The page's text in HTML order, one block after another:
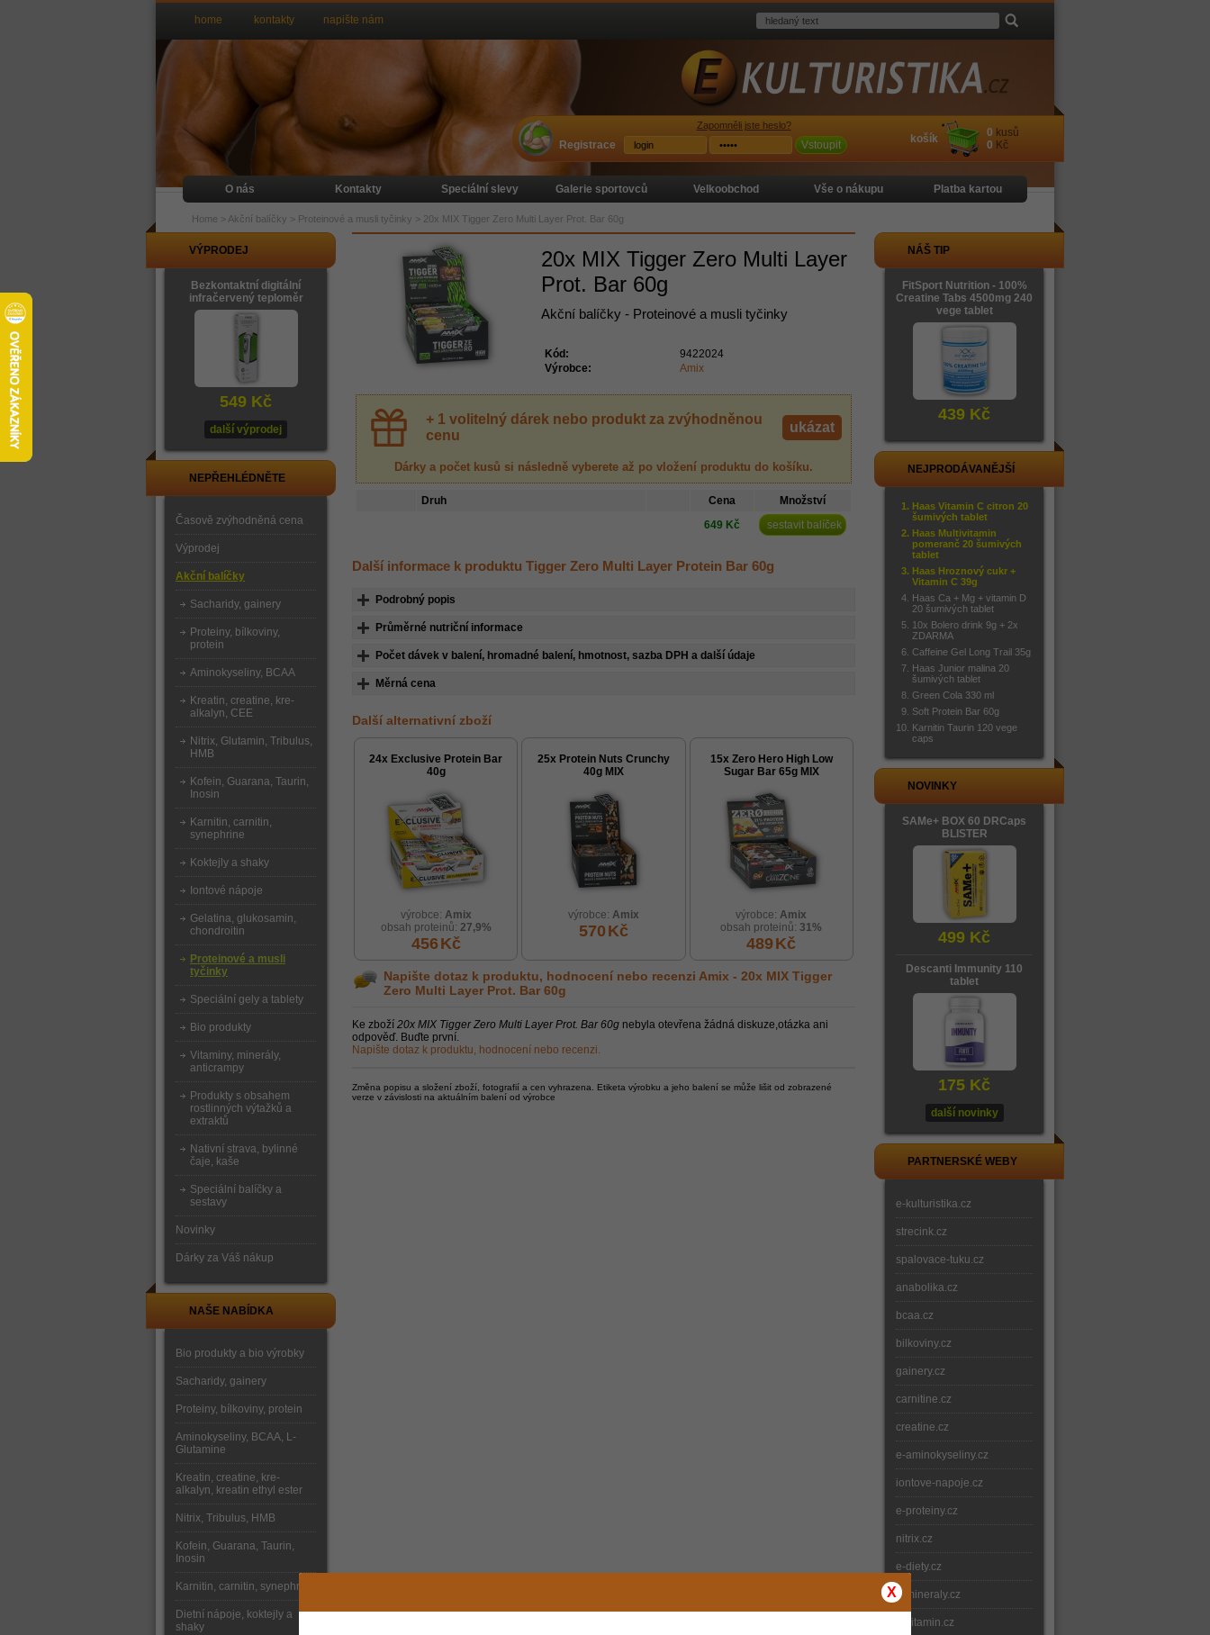
20x MIX Tigger Zero Multi Layer
Prot. Bar 60g
Akční balíčky - Proteinové a musli tyčinky
Kód:
9422024
Výrobce:
Amix
+ 1 volitelný dárek nebo produkt za zvýhodněnou
cenu
ukázat
Dárky a počet kusů si následně vyberete až po vložení produktu do košíku.
Druh Cena
Množství
649 Kč
sestavit balíček
Další informace k produktu Tigger Zero Multi Layer Protein Bar 60g
Podrobný popis
Průměrné nutriční informace
Počet dávek v balení, hromadné balení, hmotnost, sazba DPH a další údaje
Měrná cena
Další alternativní zboží
24x Exclusive Protein Bar
40g
výrobce: Amix
obsah proteinů: 27,9%
456Kč
25x Protein Nuts Crunchy
40g MIX
výrobce: Amix
570 Kč
15x Zero Hero High Low
Sugar Bar 65g MIX
výrobce:Amix
obsah proteinů:31%
489Kč
Napište dotaz k produktu, hodnocení nebo recenzi Amix - 20x MIX Tigger
Zero Multi Layer Prot. Bar 60g
Ke zboží 20x MIX Tigger Zero Multi Layer Prot. Bar 60g nebyla otevřena žádná diskuze,otázka ani
odpověď. Buďte první.
Napište dotaz k produktu, hodnocení nebo recenzi.
Změna popisu a složení zboží, fotografií a cen vyhrazena. Etiketa výrobku a jeho balení se může lišit od zobrazené
verze v závislosti na aktuálním balení od výrobce
VÝPRODEJ
Bezkontaktní digitální
infračervený teploměr
549 Kč
další výprodej
NEPŘEHLÉDNĚTE
Časově zvýhodněná cena
Výprodej
Akční balíčky
Sacharidy, gainery
Proteiny, bílkoviny,
protein
Aminokyseliny, BCAA
Kreatin, creatine, kre-
alkalyn, CEE
Nitrix, Glutamin, Tribulus,
HMB
Kofein, Guarana, Taurin,
Inosin
Karnitin, carnitin,
synephrine
Koktejly a shaky
Iontové nápoje
Gelatina, glukosamin,
chondroitin
Proteinové a musli
tyčinky
Speciální gely a tablety
Bio produkty
Vitaminy, minerály,
anticrampy
Produkty s obsahem
rostlinných výtažků a
extraktů
Nativní strava, bylinné
čaje, kaše
Speciální balíčky a
sestavy
Novinky
Dárky za Váš nákup
NAŠE NABÍDKA
Bio produkty a bio výrobky
Sacharidy, gainery
Proteiny, bílkoviny, protein
Aminokyseliny, BCAA, L-
Glutamine
Kreatin, creatine, kre-
alkalyn, kreatin ethyl ester
Nitrix, Tribulus, HMB
Kofein, Guarana, Taurin,
Inosin
Karnitin, carnitin, synephrine
Dietní nápoje, koktejly a
shaky
NÁŠ TIP
FitSport Nutrition - 100%
Creatine Tabs 4500mg 240
vege tablet
439 Kč
NEJPRODÁVANĚJŠÍ
Haas Vitamin C citron 20
šumivých tablet
Haas Multivitamin
pomeranč 20 šumivých
tablet
Haas Hroznový cukr +
Vitamin C 39g
Haas Ca + Mg + vitamin D
20 šumivých tablet
10x Bolero drink 9g + 2x
ZDARMA
Caffeine Gel Long Trail 35g
Haas Junior malina 20
šumivých tablet
Green Cola 330 ml
Soft Protein Bar 60g
Karnitin Taurin 120 vege
caps
NOVINKY
SAMe+ BOX 60 DRCaps
BLISTER
499 Kč
Descanti Immunity 110
tablet
175 Kč
další novinky
PARTNERSKÉ WEBY
e-kulturistika.cz
strecink.cz
spalovace-tuku.cz
anabolika.cz
bcaa.cz
bilkoviny.cz
gainery.cz
carnitine.cz
creatine.cz
e-aminokyseliny.cz
iontove-napoje.cz
e-proteiny.cz
nitrix.cz
e-diety.cz
e-mineraly.cz
e-vitamin.cz
home kontakty napište nám
O nás Kontakty Speciální slevy Galerie sportovců Velkoobchod Vše o nákupu Platba kartou
Home > Akční balíčky > Proteinové a musli tyčinky > 20x MIX Tigger Zero Multi Layer Prot. Bar 60g
košík 0 kusů
0 Kč
Registrace
Zapomněli jste heslo?
Vstoupit
X